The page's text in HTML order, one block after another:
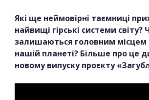
Які ще неймовірні таємниці
найвищі гірські системи світу?
залишаються головним місцем
нашій планеті? Більше про це
новому випуску проєкту